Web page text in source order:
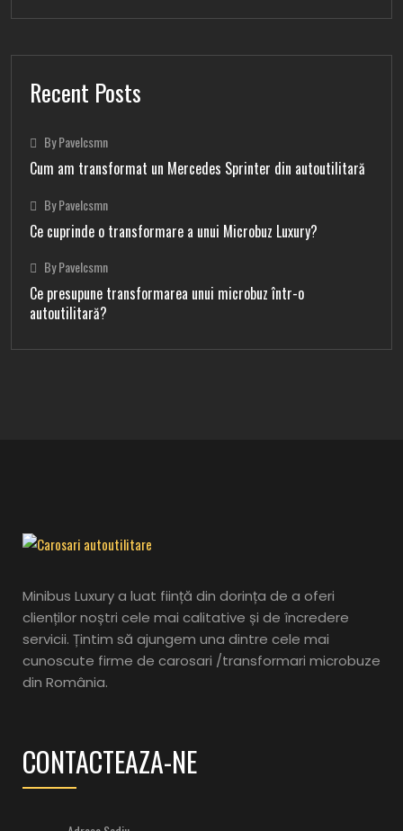
Recent Posts
By Pavelcsmn
Cum am transformat un Mercedes Sprinter din autoutilitară
By Pavelcsmn
Ce cuprinde o transformare a unui Microbuz Luxury?
By Pavelcsmn
Ce presupune transformarea unui microbuz într-o
autoutilitară?
Minibus Luxury a luat ființă din dorința de a oferi
clienților noștri cele mai calitative și de încredere
servicii. Țintim să ajungem una dintre cele mai
cunoscute firme de carosari /transformari microbuze
din România.
CONTACTEAZA-NE